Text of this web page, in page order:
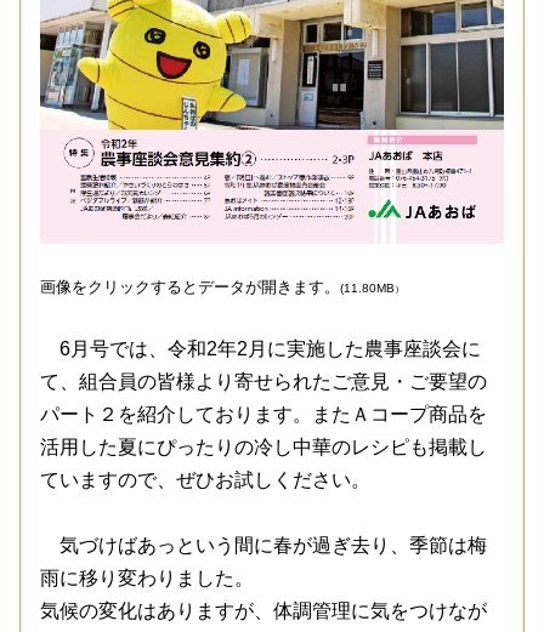
画像をクリックするとデータが開きます。 (11.80MB ）
6月号では、令和2年2月に実施した農事座談会に
て、組合員の皆様より寄せられたご意見・ご要望の
パート２を紹介しております。またＡコープ商品を
活用した夏にぴったりの冷し中華のレシピも掲載し
ていますので、ぜひお試しください。
気づけばあっという間に春が過ぎ去り、季節は梅
雨に移り変わりました。
気候の変化はありますが、体調管理に気をつけなが